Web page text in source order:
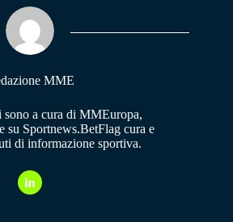
MME
sono a cura di MMEuropa,
su Sportnews.BetFlag cura e
di informazione sportiva.